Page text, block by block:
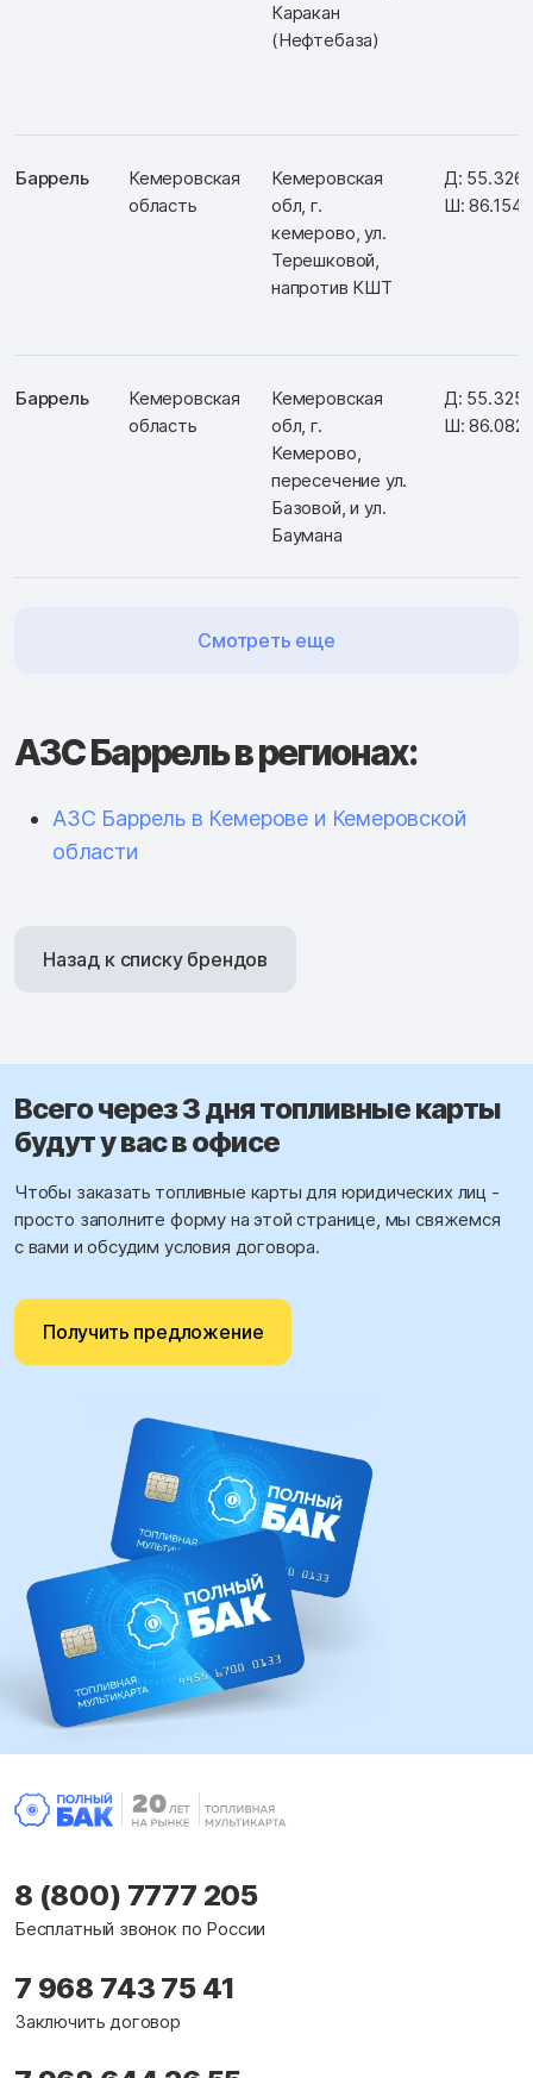
Каракан
(Нефтебаза)
Баррель
Кемеровская
область
Кемеровская
обл, г.
кемерово, ул.
Терешковой,
напротив КШТ
Д:
Ш:
Баррель
Кемеровская
область
Кемеровская
обл, г.
Кемерово,
пересечение ул.
Базовой, и ул.
Баумана
Д:
Ш:
Смотреть еще
АЗС Баррель в регионах:
АЗС Баррель в Кемерове и Кемеровской
области
Назад к списку брендов
Всего через 3 дня топливные карты
будут у вас в офисе
Чтобы заказать топливные карты для юридических лиц -
просто заполните форму на этой странице, мы свяжемся
с вами и обсудим условия договора.
Получить предложение
8 (800) 7777 205
Бесплатный звонок по России
7 968 743 75 41
Заключить договор